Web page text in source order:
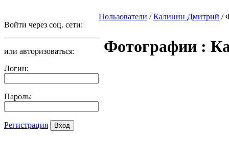
Войти через соц. сети:
или авторизоваться:
Логин:
Пароль:
Регистрация
Пользователи /Калинин Дмитрий /
Фотографии :